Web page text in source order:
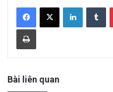
Bài liên quan